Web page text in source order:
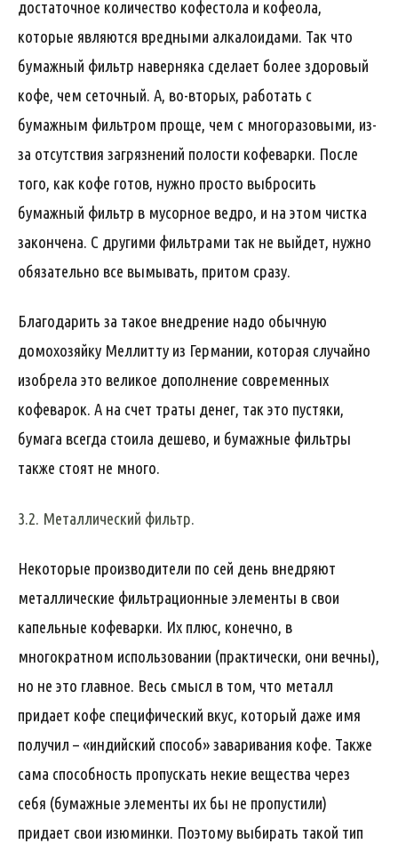
достаточное количество кофестола и кофеола,
которые являются вредными алкалоидами. Так что
бумажный фильтр наверняка сделает более здоровый
кофе, чем сеточный. А, во-вторых, работать с
бумажным фильтром проще, чем с многоразовыми, из-
за отсутствия загрязнений полости кофеварки. После
того, как кофе готов, нужно просто выбросить
бумажный фильтр в мусорное ведро, и на этом чистка
закончена. С другими фильтрами так не выйдет, нужно
обязательно все вымывать, притом сразу.
Благодарить за такое внедрение надо обычную
домохозяйку Меллитту из Германии, которая случайно
изобрела это великое дополнение современных
кофеварок. А на счет траты денег, так это пустяки,
бумага всегда стоила дешево, и бумажные фильтры
также стоят не много.
3.2. Металлический фильтр.
Некоторые производители по сей день внедряют
металлические фильтрационные элементы в свои
капельные кофеварки. Их плюс, конечно, в
многократном использовании (практически, они вечны),
но не это главное. Весь смысл в том, что металл
придает кофе специфический вкус, который даже имя
получил – «индийский способ» заваривания кофе. Также
сама способность пропускать некие вещества через
себя (бумажные элементы их бы не пропустили)
придает свои изюминки. Поэтому выбирать такой тип